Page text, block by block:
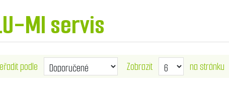
MI servis
podle Zobrazit na stránku